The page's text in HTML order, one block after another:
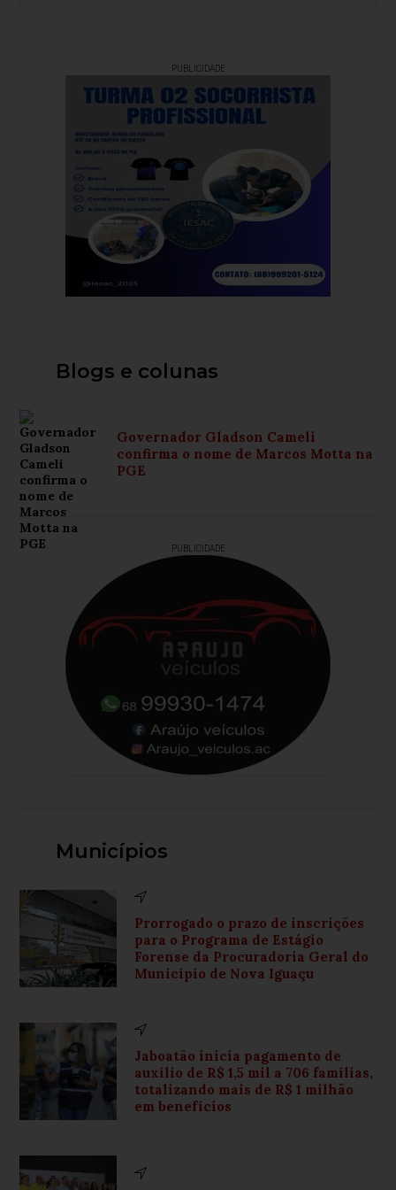
PUBLICIDADE
Blogs e colunas
Governador Gladson Cameli
confirma o nome de Marcos Motta na
PGE
PUBLICIDADE
Municípios
Prorrogado o prazo de inscrições
para o Programa de Estágio
Forense da Procuradoria Geral do
Município de Nova Iguaçu
Jaboatão inicia pagamento de
auxílio de R$ 1,5 mil a 706 famílias,
totalizando mais de R$ 1 milhão
em benefícios